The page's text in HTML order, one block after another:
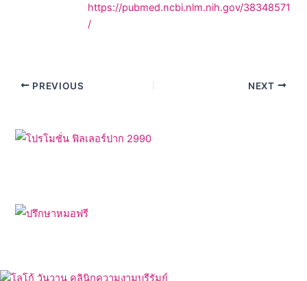
https://pubmed.ncbi.nlm.nih.gov/38348571
/
PREVIOUS NEXT